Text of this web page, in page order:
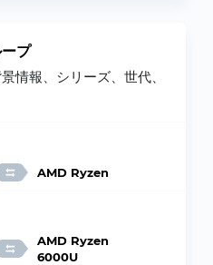
プ
情報、シリーズ、世代、
AMD Ryzen
AMD Ryzen
6000U